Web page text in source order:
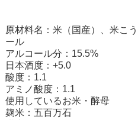
原材料名：米（国産）、米こ
ール
アルコール分：15.5%
日本酒度：+5.0
酸度：1.1
アミノ酸度：1.1
使用しているお米・酵母​
麹米：五百万石​